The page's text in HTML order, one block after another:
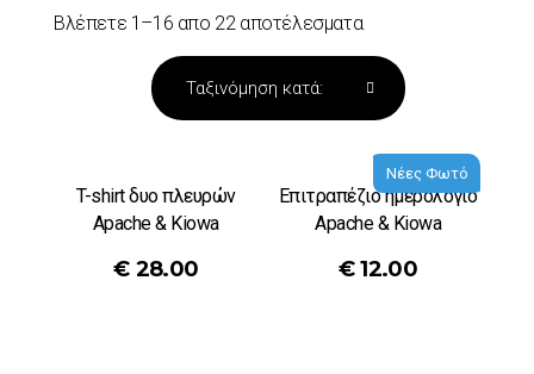
Βλέπετε 1–16 απο 22 αποτέλεσματα
T-shirt δυο πλευρών
Αpache & Kiowa
€ 28.00
Νέες Φωτό
Επιτραπέζιο ημερολόγιο
Apache & Kiowa
€ 12.00